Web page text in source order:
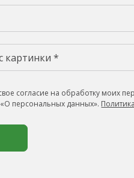
согласие на обработку моих
персональных данных».